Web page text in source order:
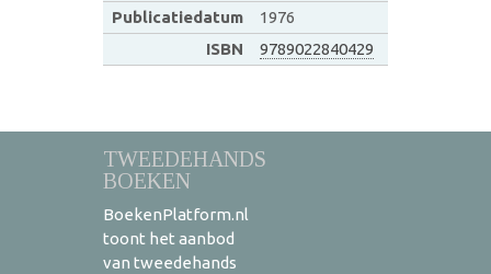
Publicatiedatum
1976
ISBN
9789022840429
TWEEDEHANDS
BOEKEN
BoekenPlatform.nl
toont het aanbod
van tweedehands